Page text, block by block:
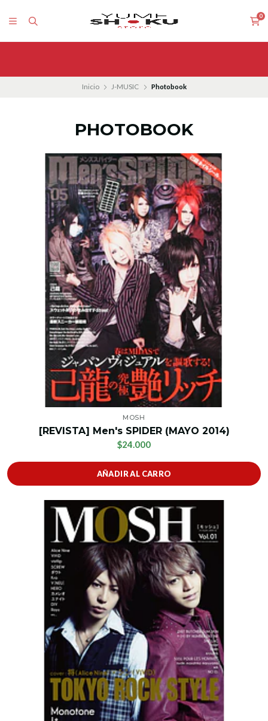
0
Inicio J-MUSIC Photobook
PHOTOBOOK
MOSH
[REVISTA] Men's SPIDER (MAYO 2014)
$24.000
AÑADIR AL CARRO